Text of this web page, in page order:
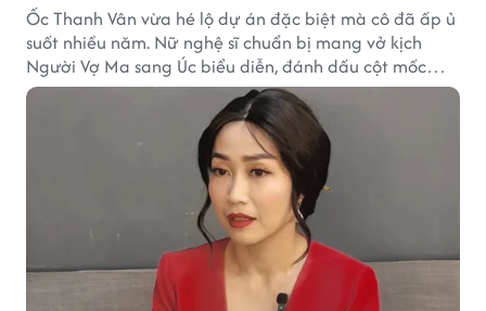
Ốc Thanh Vân vừa hé lộ dự án đặc biệt mà cô đã ấp ủ
suốt nhiều năm. Nữ nghệ sĩ chuẩn bị mang vở kịch
Người Vợ Ma sang Úc biểu diễn, đánh dấu cột mốc
đáng nhớ trong hành trình làm nghề.